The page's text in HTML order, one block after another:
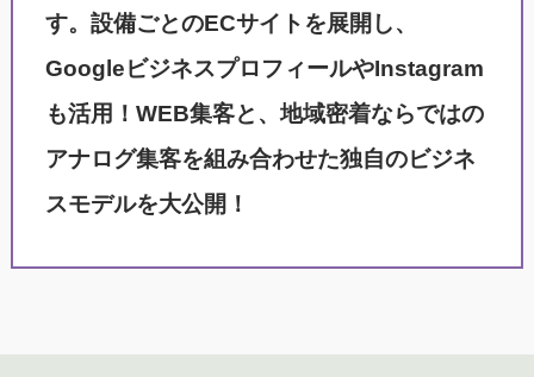
す。設備ごとのECサイトを展開し、
GoogleビジネスプロフィールやInstagram
も活用！WEB集客と、地域密着ならではの
アナログ集客を組み合わせた独自のビジネ
スモデルを大公開！